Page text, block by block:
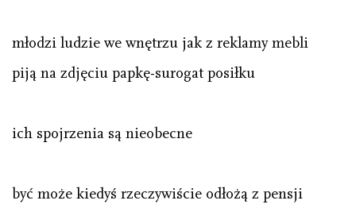
młodzi ludzie we wnętrzu jak z reklamy mebli
piją na zdjęciu papkę-surogat posiłku
ich spojrzenia są nieobecne
być może kiedyś rzeczywiście odłożą z pensji